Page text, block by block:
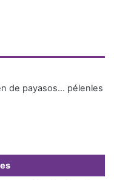
de payasos… pélenles